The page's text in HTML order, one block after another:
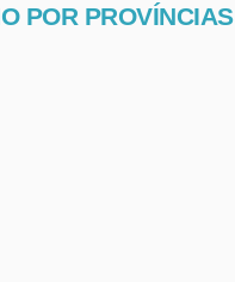
POR PROVÍNCIAS